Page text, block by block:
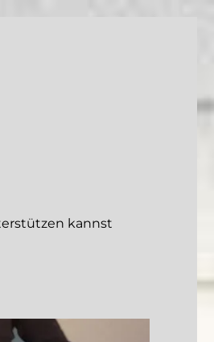
kannst